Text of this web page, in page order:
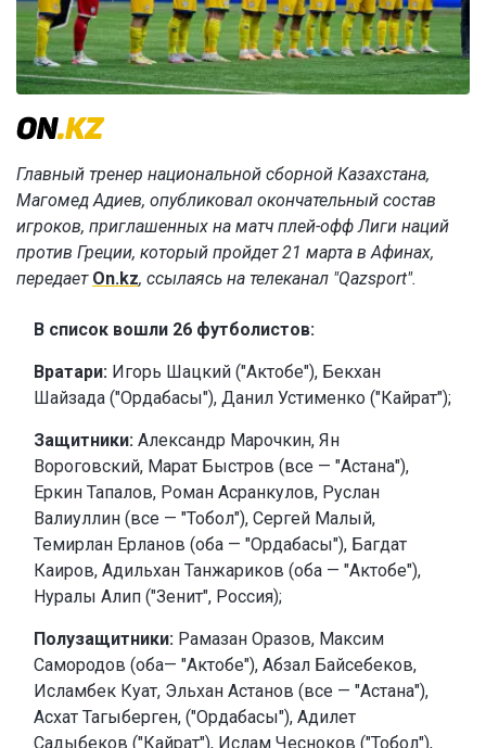
Главный тренер национальной сборной Казахстана,
Магомед Адиев, опубликовал окончательный состав
игроков, приглашенных на матч плей-офф Лиги наций
против Греции, который пройдет 21 марта в Афинах,
передает On.kz, ссылаясь на телеканал "Qazsport".
В список вошли 26 футболистов:
Вратари: Игорь Шацкий ("Актобе"), Бекхан
Шайзада ("Ордабасы"), Данил Устименко ("Кайрат");
Защитники: Александр Марочкин, Ян
Вороговский, Марат Быстров (все — "Астана"),
Еркин Тапалов, Роман Асранкулов, Руслан
Валиуллин (все — "Тобол"), Сергей Малый,
Темирлан Ерланов (оба — "Ордабасы"), Багдат
Каиров, Адильхан Танжариков (оба — "Актобе"),
Нуралы Алип ("Зенит", Россия);
Полузащитники: Рамазан Оразов, Максим
Самородов (оба— "Актобе"), Абзал Байсебеков,
Исламбек Куат, Эльхан Астанов (все — "Астана"),
Асхат Тагыберген, ("Ордабасы"), Адилет
Садыбеков ("Кайрат"), Ислам Чесноков ("Тобол"),